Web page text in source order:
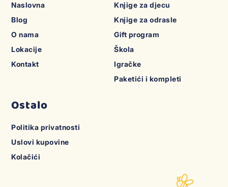
Naslovna
Blog
O nama
Lokacije
Kontakt
Knjige za djecu
Knjige za odrasle
Gift program
Škola
Igračke
Paketići i kompleti
Ostalo
Politika privatnosti
Uslovi kupovine
Kolačići